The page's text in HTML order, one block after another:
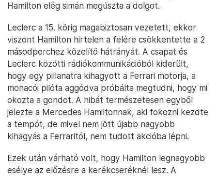
Hamilton elég simán megúszta a dolgot.
Leclerc a 15. körig magabiztosan vezetett, ekkor
viszont Hamilton hirtelen a felére csökkentette a 2
másodperchez közelítő hátrányát. A csapat és
Leclerc közötti rádiókommunikációból kiderült,
hogy egy pillanatra kihagyott a Ferrari motorja, a
monacói pilóta aggódva próbálta megtudni, hogy mi
okozta a gondot. A hibát természetesen egyből
jelezte a Mercedes Hamiltonnak, aki fokozni kezdte
a tempót, de mivel nem jött újabb nagyobb
kihagyás a Ferraritól, nem tudott akcióba lépni.
Ezek után várható volt, hogy Hamilton legnagyobb
esélye az előzésre a kerékcseréknél lesz. A